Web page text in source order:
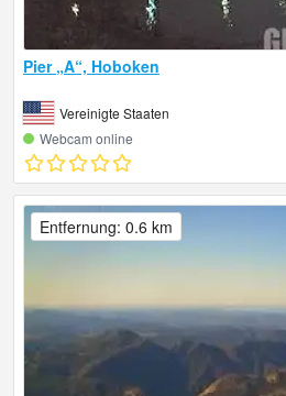
Pier „A“, Hoboken
Vereinigte Staaten
Webcam online
Entfernung: 0.6 km